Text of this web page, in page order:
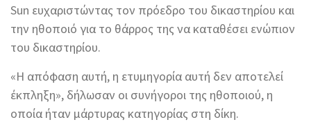
Sun ευχαριστώντας τον πρόεδρο του δικαστηρίου και
την ηθοποιό για το θάρρος της να καταθέσει ενώπιον
του δικαστηρίου.
«Η απόφαση αυτή, η ετυμηγορία αυτή δεν αποτελεί
έκπληξη», δήλωσαν οι συνήγοροι της ηθοποιού, η
οποία ήταν μάρτυρας κατηγορίας στη δίκη.